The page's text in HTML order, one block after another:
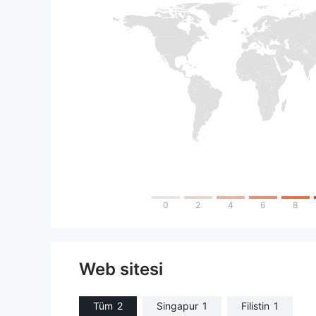
0 2 4 6 8
Web sitesi
Tüm 2 Singapur 1 Filistin 1